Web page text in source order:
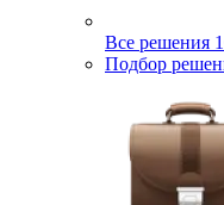
Все решения
Подбор